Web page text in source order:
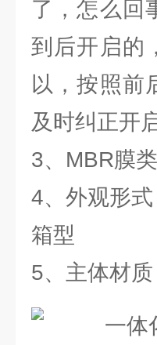
了，怎么回
到后开启的
以，按照前
及时纠正开
3、MBR膜
4、外观形
箱型
5、主体材